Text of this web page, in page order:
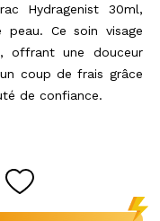
Hydragenist 30ml,
Ce soin visage
offrant une douceur
coup de frais grâce
de confiance.